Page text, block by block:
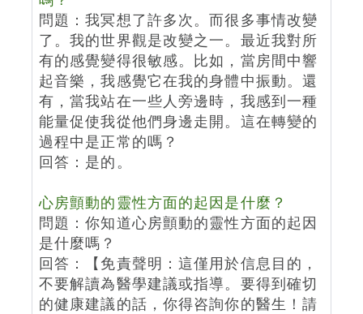
問題：我冥想了許多次。而很多事情改變
了。我的世界觀是改變之一。最近我對所
有的感覺變得很敏感。比如，當房間中響
起音樂，我感覺它在我的身體中振動。還
有，當我站在一些人旁邊時，我感到一種
能量促使我從他們身邊走開。這在轉變的
過程中是正常的嗎？
回答：是的。
心房顫動的靈性方面的起因是什麼？
問題：你知道心房顫動的靈性方面的起因
是什麼嗎？
回答：【免責聲明：這僅用於信息目的，
不要解讀為醫學建議或指導。要得到確切
的健康建議的話，你得咨詢你的醫生！請